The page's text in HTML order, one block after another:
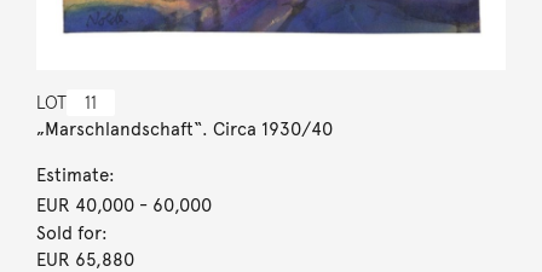
LOT 11
„Marschlandschaft“. Circa 1930/40
Estimate:
EUR 40,000- 60,000
Sold for:
EUR 65,880